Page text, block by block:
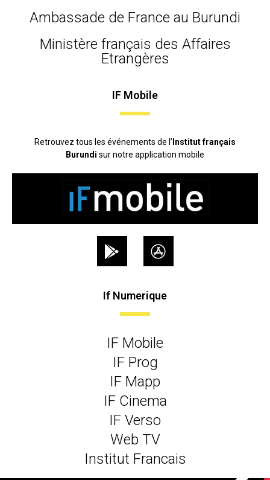
Ambassade de France au Burundi
Ministère français des Affaires
Etrangères
IF Mobile
Retrouvez tous les événements de l’ Institut français
Burundi sur notre application mobile
If Numerique
IF Mobile
IF Prog
IF Mapp
IF Cinema
IF Verso
Web TV
Institut Francais